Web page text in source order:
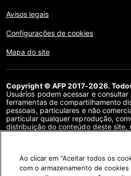
Avisos legais
Configurações de cookies
Mapa do site
Copyright © AFP 2017-2026.
Usuários podem acessar e
ferramentas de compartilhamento
pessoais, particulares e não
particular qualquer reprodução,
distribuição do conteúdo deste site,
contrato de licença específico
meio de links no conteúdo de
fornecidos na medida necessária
Ao clicar em “Aceitar todos os
com o armazenamento de